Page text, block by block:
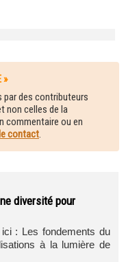
»
des contributeurs
non celles de la
commentaire ou en
contact.
diversité pour
: Les fondements du
à la lumière de